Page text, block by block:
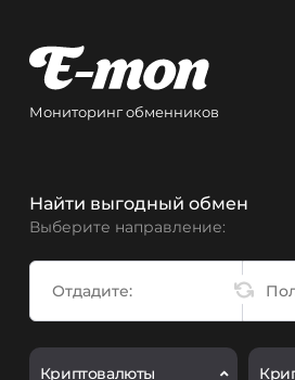
Мониторинг обменников
Найти выгодный обмен
Выберите направление:
Криптовалюты